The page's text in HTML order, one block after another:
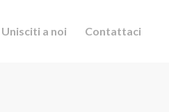
Unisciti a noi Contattaci